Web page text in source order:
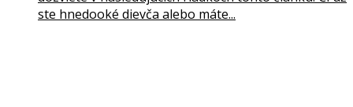
ste hnedooké dievča alebo máte...